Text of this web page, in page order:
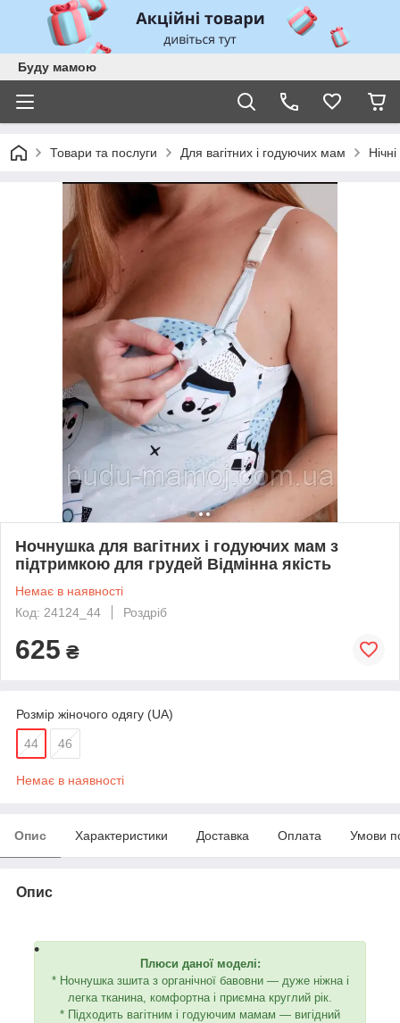
Буду мамою
Товари та послуги Для вагітних і годуючих мам
Ночнушка для вагітних і годуючих мам з
підтримкою для грудей Відмінна якість
Немає в наявності
Код: 24124_44
Роздріб
625 ₴
Розмір жіночого одягу (UA)
44 46
Немає в наявності
Опис Характеристики Доставка Оплата Умови
Опис
Плюси даної моделі:
* Ночнушка зшита з органічної бавовни — дуже ніжна і
легка тканина, комфортна і приємна круглий рік.
* Підходить вагітним і годуючим мамам — вигідний